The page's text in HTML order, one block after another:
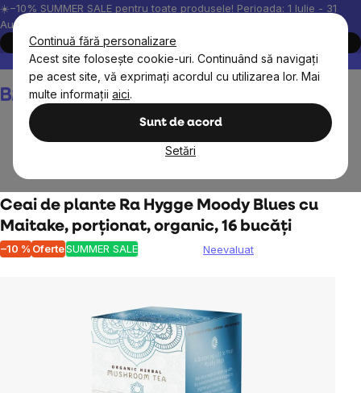
Continuă fără personalizare
Acest site folosește cookie-uri. Continuând să navigați
pe acest site, vă exprimați acordul cu utilizarea lor. Mai
multe informații aici.
Sunt de acord
Setări
Treci
la
conținut
☀️−10% SUMMER SALE pentru toate produsele! Perioada: 1 Iulie - 31
August, 2026.
Cumpără acum
Peste 200.000 de recenzii verificate
Produsele noastre sunt
Coş
de
Ceai de plante Ra Hygge Moody Blues cu
Maitake, porționat, organic, 16 bucăți
–10 % OferteSUMMER SALE
Evaluarea
produsului
este
0,0
din
5
stele.
Neevaluat